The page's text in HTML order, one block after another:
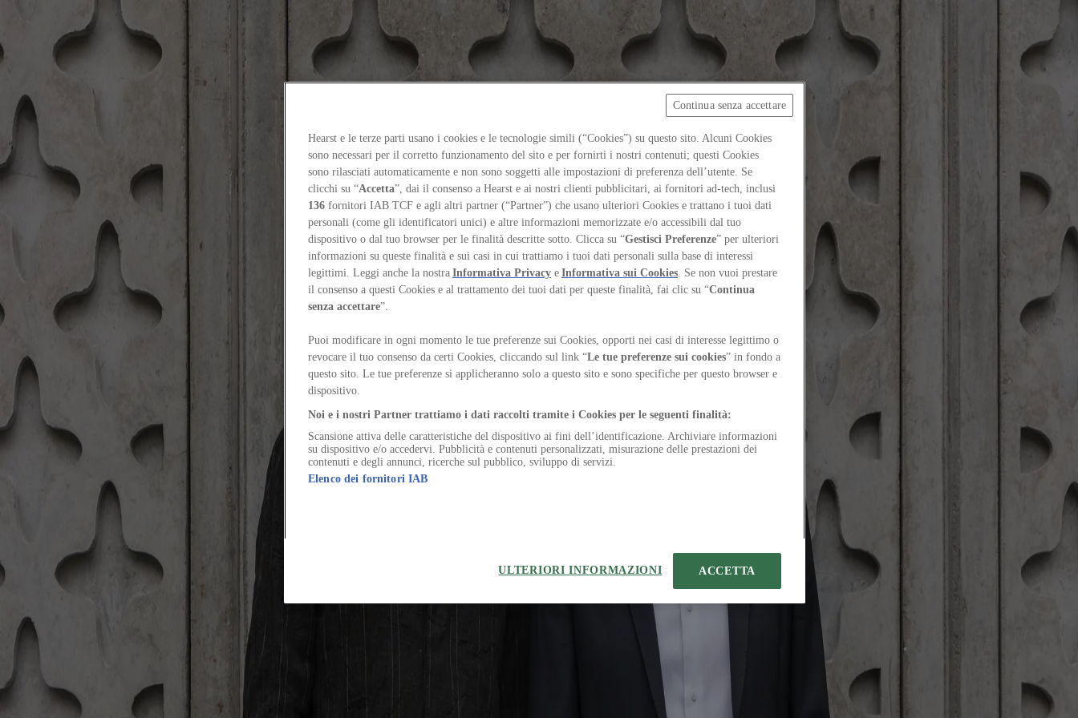
#holcim
Edelio Bermejo: “costruire meglio con meno”
Il Global Head of R&D and Innovation di Holcim spiega come rendere scalabile la costruzione sostenibile con materiali e tecnologie innovative
The Global Architecture Platforfm
Privacy notice Hearst.it Abbonationline.it
©2025 HEARST MAGAZINES ITALIA SPA P. IVA 12212110154 | VIA ROBERTO BRACCO, 6, 20159, MILANO - ITALY
Registro imprese di Milano e Cod. Fisc. 0759 2830 157 - Part.Iva 1221 2110 154 - REA di Milano 116 978 6
Hearst e le terze parti usano i cookies e le tecnologie simili (“Cookies”) su questo sito. Alcuni Cookies
sono necessari per il corretto funzionamento del sito e per fornirti i nostri contenuti; questi Cookies
sono rilasciati automaticamente e non sono soggetti alle impostazioni di preferenza dell’utente. Se
clicchi su “Accetta”, dai il consenso a Hearst e ai nostri clienti pubblicitari, ai fornitori ad-tech, inclusi
136 fornitori IAB TCF e agli altri partner (“Partner”) che usano ulteriori Cookies e trattano i tuoi dati
personali (come gli identificatori unici) e altre informazioni memorizzate e/o accessibili dal tuo
dispositivo o dal tuo browser per le finalità descritte sotto. Clicca su “Gestisci Preferenze” per ulteriori
informazioni su queste finalità e sui casi in cui trattiamo i tuoi dati personali sulla base di interessi
legittimi. Leggi anche la nostraInformativa Privacy eInformativa sui Cookies. Se non vuoi prestare
il consenso a questi Cookies e al trattamento dei tuoi dati per queste finalità, fai clic su “Continua
senza accettare”.
Puoi modificare in ogni momento le tue preferenze sui Cookies, opporti nei casi di interesse legittimo o
revocare il tuo consenso da certi Cookies, cliccando sul link “Le tue preferenze sui cookies” in fondo a
questo sito. Le tue preferenze si applicheranno solo a questo sito e sono specifiche per questo browser e
dispositivo.
Noi e i nostri Partner trattiamo i dati raccolti tramite i Cookies per le seguenti finalità:
Scansione attiva delle caratteristiche del dispositivo ai fini dell’identificazione. Archiviare informazioni
su dispositivo e/o accedervi. Pubblicità e contenuti personalizzati, misurazione delle prestazioni dei
contenuti e degli annunci, ricerche sul pubblico, sviluppo di servizi.
Elenco dei fornitori IAB
ULTERIORI INFORMAZIONI ACCETTA
Continua senza accettare